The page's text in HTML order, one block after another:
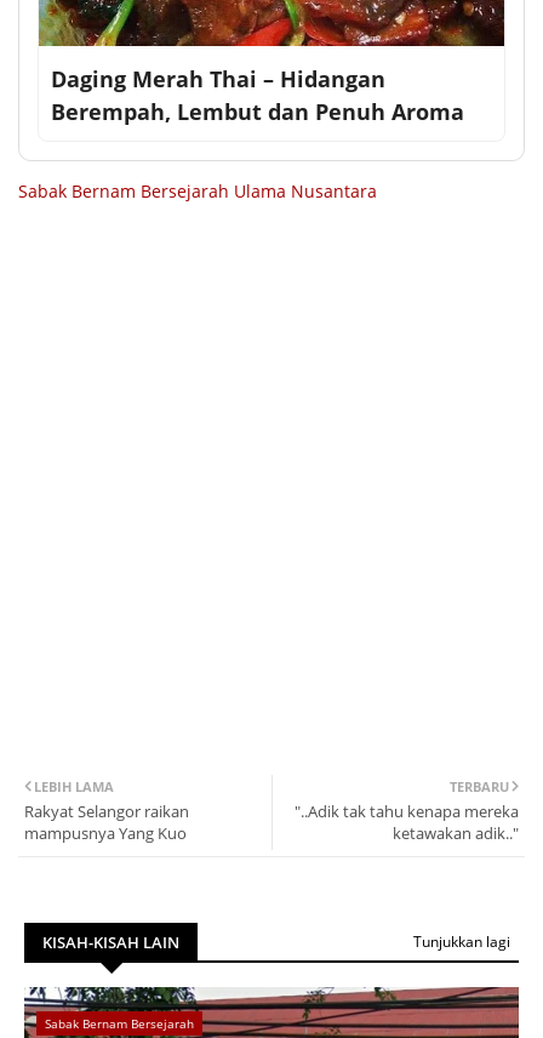
Daging Merah Thai – Hidangan
Berempah, Lembut dan Penuh Aroma
Sabak Bernam Bersejarah Ulama Nusantara
TERBARU
"..Adik tak tahu kenapa mereka
ketawakan adik.."
LEBIH LAMA
Rakyat Selangor raikan
mampusnya Yang Kuo
KISAH-KISAH LAIN Tunjukkan lagi
Sabak Bernam Bersejarah